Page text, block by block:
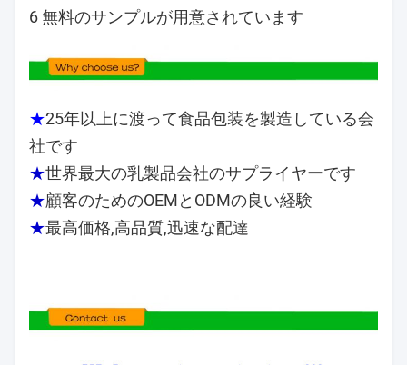
6 無料のサンプルが用意されています
★25年以上に渡って食品包装を製造している会
社です
★世界最大の乳製品会社のサプライヤーです
★顧客のためのOEMとODMの良い経験
★最高価格,高品質,迅速な配達